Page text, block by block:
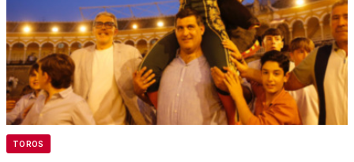
TOROS